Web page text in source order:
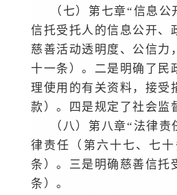
（七）第七章“信息
信托受托人的信息公开、
慈善活动透明度、公信力
十一条）。二是明确了民
理使用的有关资料，接受
款）。四是规定了社会监
（八）第八章“法律
律责任（第六十七、七
条）。三是明确慈善信托
条）。